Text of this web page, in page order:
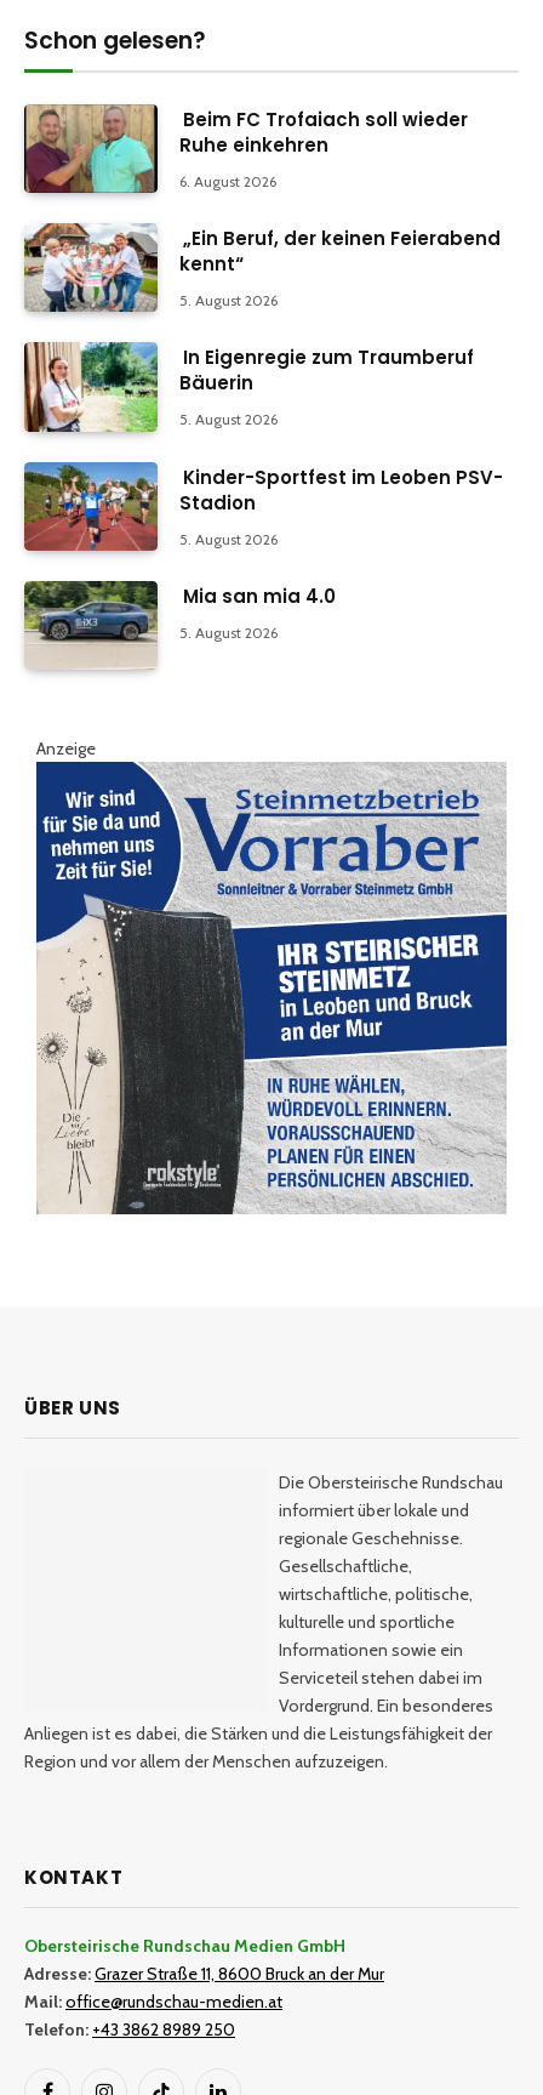
Schon gelesen?
Beim FC Trofaiach soll wieder
Ruhe einkehren
6. August 2026
„Ein Beruf, der keinen Feierabend
kennt“
5. August 2026
In Eigenregie zum Traumberuf
Bäuerin
5. August 2026
Kinder-Sportfest im Leoben PSV-
Stadion
5. August 2026
Mia san mia 4.0
5. August 2026
Anzeige
ÜBER UNS
Die Obersteirische Rundschau
informiert über lokale und
regionale Geschehnisse.
Gesellschaftliche,
wirtschaftliche, politische,
kulturelle und sportliche
Informationen sowie ein
Serviceteil stehen dabei im
Vordergrund. Ein besonderes
Anliegen ist es dabei, die Stärken und die Leistungsfähigkeit der
Region und vor allem der Menschen aufzuzeigen.
KONTAKT
Obersteirische Rundschau Medien GmbH
Adresse:Grazer Straße 11, 8600 Bruck an der Mur
Mail:office@rundschau-medien.at
Telefon: +43 3862 8989 250